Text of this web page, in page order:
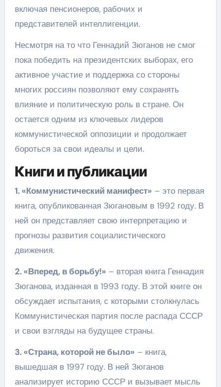
включая пенсионеров, рабочих и
представителей интеллигенции.
Несмотря на то что Геннадий Зюганов не смог
пока победить на президентских выборах, его
активное участие и поддержка со стороны
многих россиян позволяют ему сохранять
влияние и политическую роль в стране. Он
остается одним из ключевых лидеров
коммунистической оппозиции и продолжает
бороться за свои идеалы и цели.
Книги и публикации
1. «Коммунистический манифест» – это первая
книга, опубликованная Зюгановым в 1992 году. В
ней он представляет свою интерпретацию и
прогнозы развития социалистического
движения.
2. «Вперед, в борьбу!» – вторая книга Геннадия
Зюганова, изданная в 1993 году. В этой книге он
обсуждает испытания, с которыми столкнулась
Коммунистическая партия после распада СССР
и свои взгляды на будущее страны.
3. «Страна, которой не было» – книга,
вышедшая в 1997 году. В ней Зюганов
анализирует историю СССР и вызывает мысль